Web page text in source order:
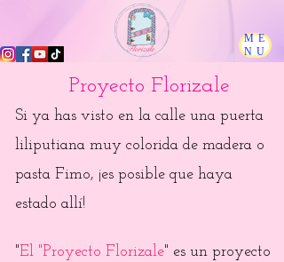
ME
NU
Si ya has visto en la calle una puerta
liliputiana muy colorida de madera o
pasta Fimo, ¡es posible que haya
estado allí!
"El "Proyecto Florizale" es un proyecto
Proyecto Florizale